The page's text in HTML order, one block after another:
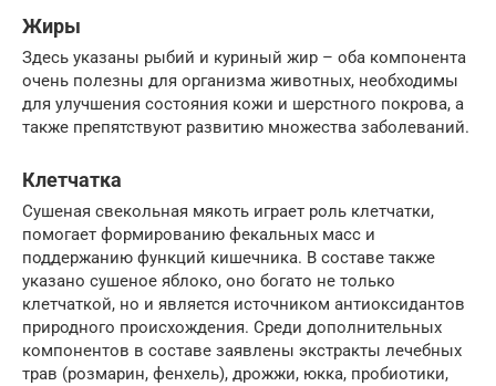
Жиры
Здесь указаны рыбий и куриный жир – оба компонента
очень полезны для организма животных, необходимы
для улучшения состояния кожи и шерстного покрова, а
также препятствуют развитию множества заболеваний.
Клетчатка
Сушеная свекольная мякоть играет роль клетчатки,
помогает формированию фекальных масс и
поддержанию функций кишечника. В составе также
указано сушеное яблоко, оно богато не только
клетчаткой, но и является источником антиоксидантов
природного происхождения. Среди дополнительных
компонентов в составе заявлены экстракты лечебных
трав (розмарин, фенхель), дрожжи, юкка, пробиотики,